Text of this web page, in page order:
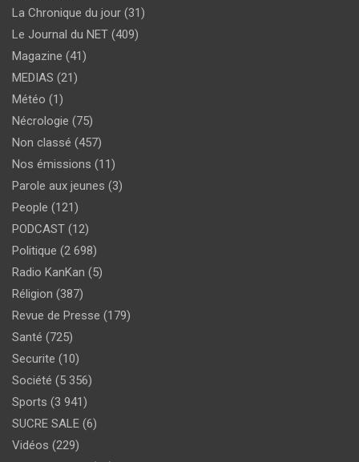
La Chronique du jour (31)
Le Journal du NET (409)
Magazine (41)
MEDIAS (21)
Météo (1)
Nécrologie (75)
Non classé (457)
Nos émissions (11)
Parole aux jeunes (3)
People (121)
PODCAST (12)
Politique (2 698)
Radio KanKan (5)
Réligion (387)
Revue de Presse (179)
Santé (725)
Securite (10)
Société (5 356)
Sports (3 941)
SUCRE SALE (6)
Vidéos (229)